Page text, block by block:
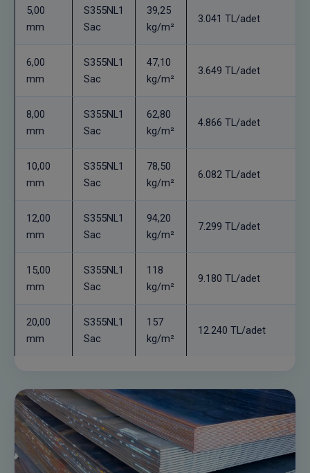
5,00
mm
S355NL1
Sac
39,25
kg/m²
3.041 TL/adet
6,00
mm
S355NL1
Sac
47,10
kg/m²
3.649 TL/adet
8,00
mm
S355NL1
Sac
62,80
kg/m²
4.866 TL/adet
10,00
mm
S355NL1
Sac
78,50
kg/m²
6.082 TL/adet
12,00
mm
S355NL1
Sac
94,20
kg/m²
7.299 TL/adet
15,00
mm
S355NL1
Sac
118
kg/m²
9.180 TL/adet
20,00
mm
S355NL1
Sac
157
kg/m²
12.240 TL/adet